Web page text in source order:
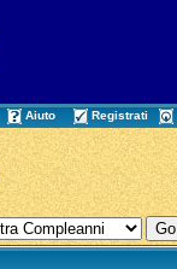
Aiuto Registrati